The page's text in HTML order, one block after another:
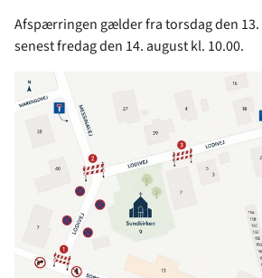
Afspærringen gælder fra torsdag den 13.
senest fredag den 14. august kl. 10.00.